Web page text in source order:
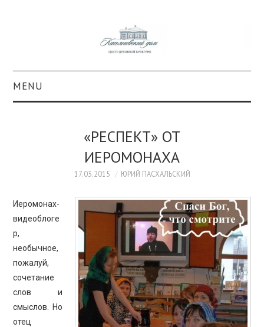
MENU
КОЛЛЕКЦИИ
#КАСДОМ
КУЛЬТУРА
ОБРАЗОВАНИЕ
ПРОСВЕЩЕНИЕ
«РЕСПЕКТ» ОТ
ИЕРОМОНАХА
17.03.2015 ЮРИЙ ПАСХАЛЬСКИЙ
Иеромонах-
видеоблоге
р,
необычное,
пожалуй,
сочетание
слов и
смыслов. Но
отец